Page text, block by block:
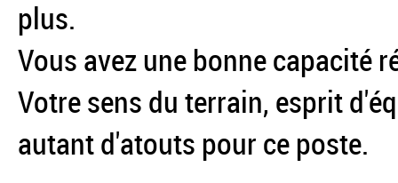
plus.
Vous avez une bonne capacité
Votre sens du terrain, esprit
autant d'atouts pour ce poste.